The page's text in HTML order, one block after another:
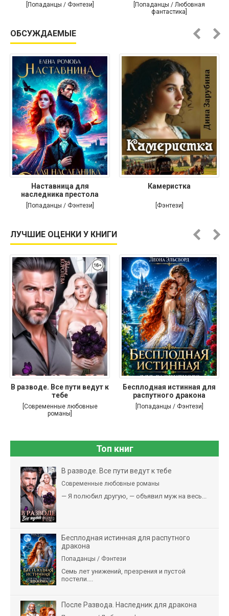
[Попаданцы / Фэнтези]
[Попаданцы / Любовная
фантастика]
ОБСУЖДАЕМЫЕ
Наставница для
наследника престола
[Попаданцы / Фэнтези]
Камеристка
[Фэнтези]
ЛУЧШИЕ ОЦЕНКИ У КНИГИ
В разводе. Все пути ведут к
тебе
[Современные любовные
романы]
Бесплодная истинная для
распутного дракона
[Попаданцы / Фэнтези]
Топ книг
В разводе. Все пути ведут к тебе
Современные любовные романы
— Я полюбил другую, — объявил муж на весь...
Бесплодная истинная для распутного
дракона
Попаданцы / Фэнтези
Семь лет унижений, презрения и пустой
постели....
После Развода. Наследник для дракона